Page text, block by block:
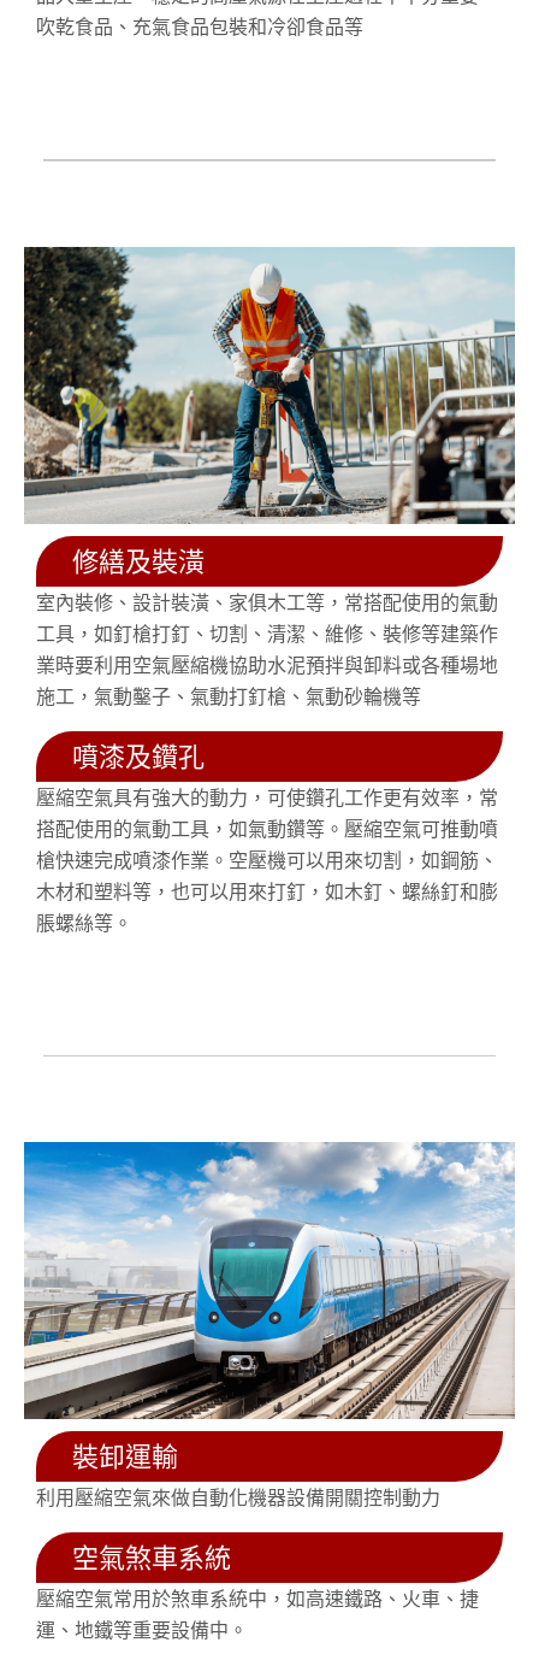
吹乾食品、充氣食品包裝和冷卻食品等
修繕及裝潢
室內裝修、設計裝潢、家俱木工等，常搭配使用的氣動
工具，如釘槍打釘、切割、清潔、維修、裝修等建築作
業時要利用空氣壓縮機協助水泥預拌與卸料或各種場地
施工，氣動鑿子、氣動打釘槍、氣動砂輪機等
噴漆及鑽孔
壓縮空氣具有強大的動力，可使鑽孔工作更有效率，常
搭配使用的氣動工具，如氣動鑽等。壓縮空氣可推動噴
槍快速完成噴漆作業。空壓機可以用來切割，如鋼筋、
木材和塑料等，也可以用來打釘，如木釘、螺絲釘和膨
脹螺絲等。
裝卸運輸
利用壓縮空氣來做自動化機器設備開關控制動力
空氣煞車系統
壓縮空氣常用於煞車系統中，如高速鐵路、火車、捷
運、地鐵等重要設備中。